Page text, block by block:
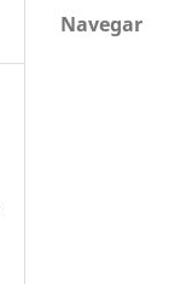
Navegar